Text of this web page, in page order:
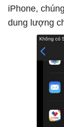
iPhone,
dung lượng